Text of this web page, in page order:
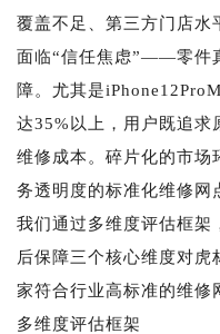
覆盖不足、第三方门店水
面临“信任焦虑”——零件
障。尤其是
达35%以上，用户既追求
维修成本。碎片化的市场
务透明度的标准化维修网
我们通过多维度评估框架
后保障三个核心维度对虎
家符合行业高标准的维修
多维度评估框架